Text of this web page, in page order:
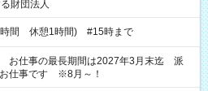
財団法人
時間 休憩1時間) #15時まで
お仕事の最長期間は2027年3月末迄 派
仕事です ※8月～！